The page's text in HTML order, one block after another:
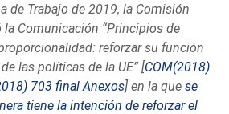
de Trabajo de 2019, la Comisión
la Comunicación “Principios de
reforzar su función
las políticas de la UE” [COM(2018)
703 final Anexos] en la quese
tiene la intención de reforzar el